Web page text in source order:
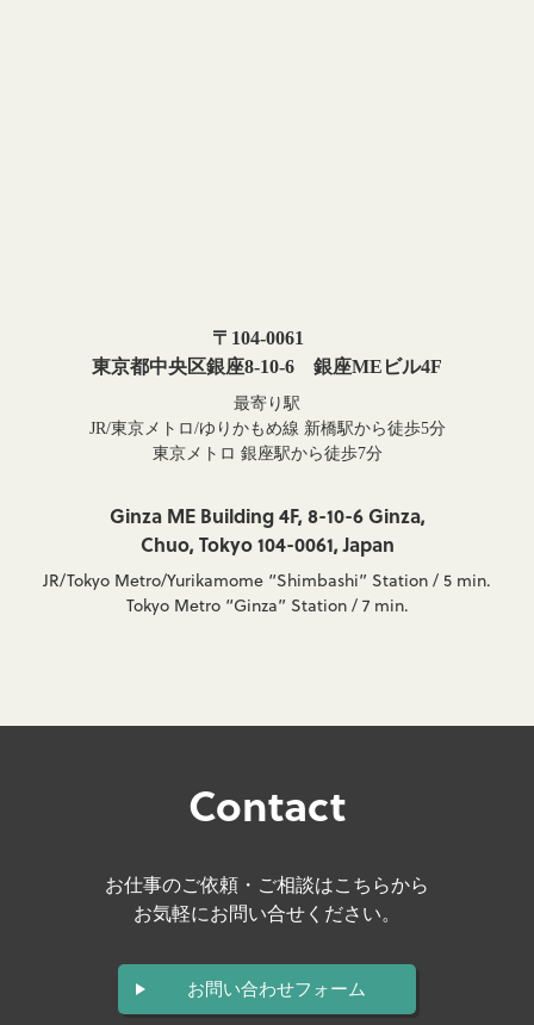
〒104-0061
東京都中央区銀座8-10-6 銀座MEビル4F
最寄り駅
JR/東京メトロ/ゆりかもめ線 新橋駅から徒歩5分
東京メトロ 銀座駅から徒歩7分
Ginza ME Building 4F, 8-10-6 Ginza,
Chuo, Tokyo 104-0061, Japan
JR/Tokyo Metro/Yurikamome “Shimbashi” Station / 5 min.
Tokyo Metro “Ginza” Station / 7 min.
Contact
お仕事のご依頼・ご相談はこちらから
お気軽にお問い合せください。
お問い合わせフォーム